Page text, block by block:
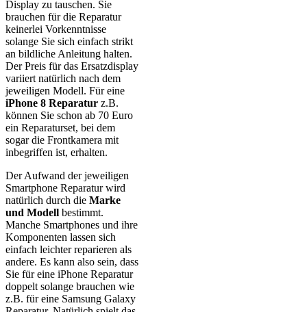
Display zu tauschen. Sie
brauchen für die Reparatur
keinerlei Vorkenntnisse
solange Sie sich einfach strikt
an bildliche Anleitung halten.
Der Preis für das Ersatzdisplay
variiert natürlich nach dem
jeweiligen Modell. Für eine
iPhone 8 Reparatur z.B.
können Sie schon ab 70 Euro
ein Reparaturset, bei dem
sogar die Frontkamera mit
inbegriffen ist, erhalten.
Der Aufwand der jeweiligen
Smartphone Reparatur wird
natürlich durch die Marke
und Modell bestimmt.
Manche Smartphones und ihre
Komponenten lassen sich
einfach leichter reparieren als
andere. Es kann also sein, dass
Sie für eine iPhone Reparatur
doppelt solange brauchen wie
z.B. für eine Samsung Galaxy